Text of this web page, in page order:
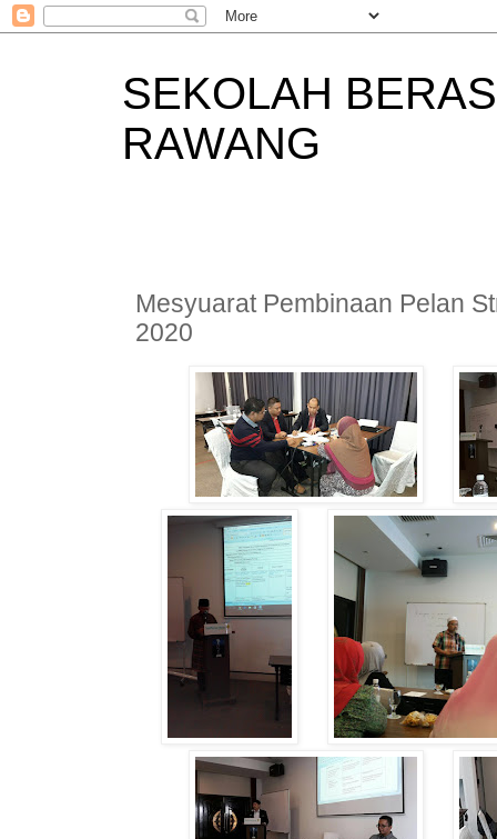
SEKOLAH
RAWANG
Mesyuarat Pembinaan Pelan
2020